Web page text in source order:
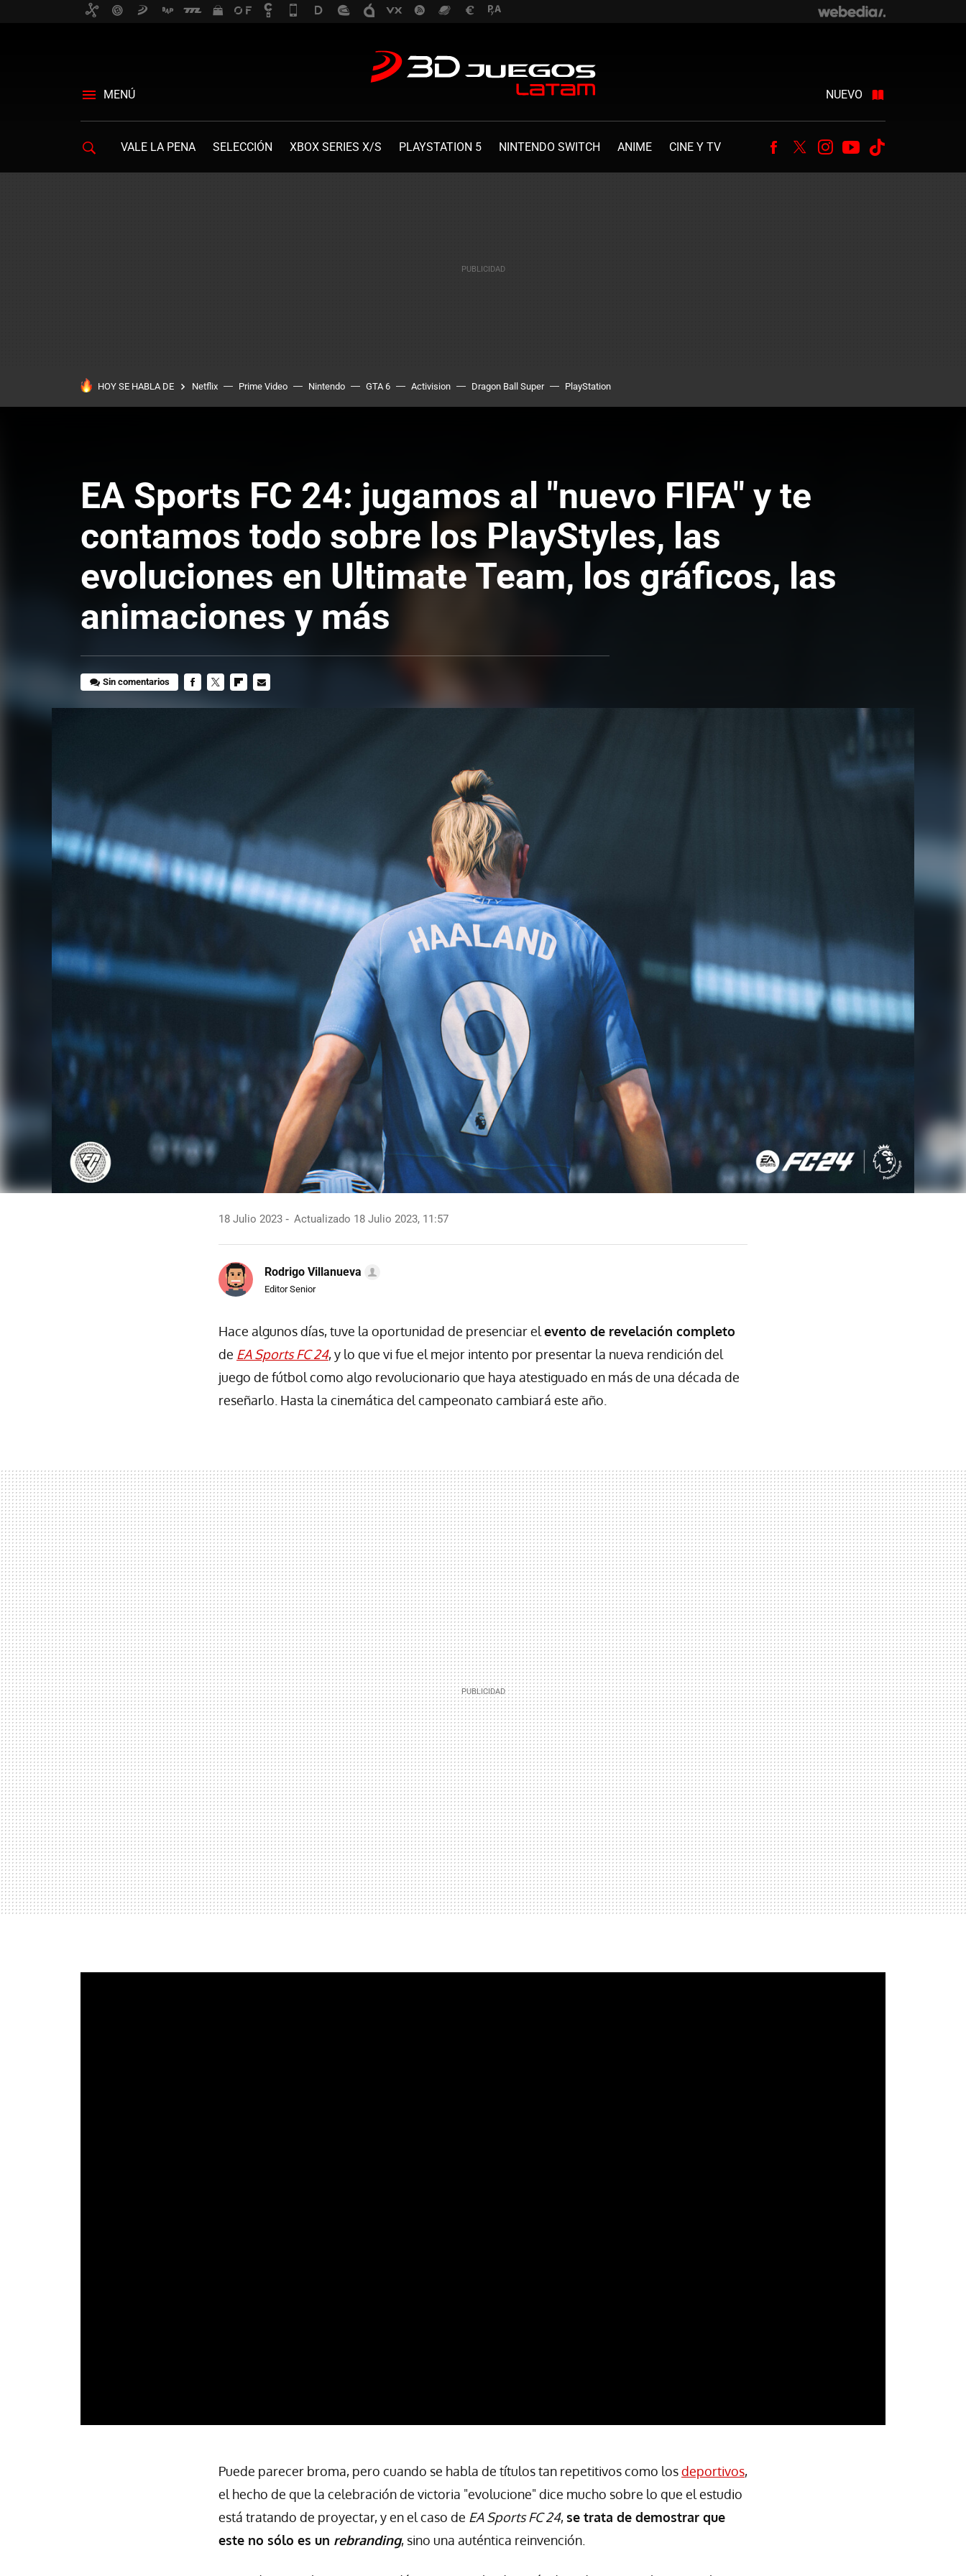
MENÚ NUEVO
VALE LA PENA SELECCIÓN XBOX SERIES X/S PLAYSTATION 5 NINTENDO SWITCH ANIME CINE Y TV Facebook
TwitterInstagram
Youtube
HOY SE HABLA DE Netflix Prime Video Nintendo GTA 6 Activision Dragon Ball Super PlayStation
EA Sports FC 24: jugamos al "nuevo FIFA" y te
contamos todo sobre los PlayStyles, las
evoluciones en Ultimate Team, los gráficos, las
animaciones y más
Sin comentarios
18 Julio 2023 Actualizado 18 Julio 2023, 11:57
Rodrigo Villanueva
Editor Senior
Hace algunos días, tuve la oportunidad de presenciar el evento de revelación completo
de EA Sports FC 24, y lo que vi fue el mejor intento por presentar la nueva rendición del
juego de fútbol como algo revolucionario que haya atestiguado en más de una década de
reseñarlo. Hasta la cinemática del campeonato cambiará este año.
Puede parecer broma, pero cuando se habla de títulos tan repetitivos como losdeportivos,
el hecho de que la celebración de victoria "evolucione" dice mucho sobre lo que el estudio
está tratando de proyectar, y en el caso de EA Sports FC 24, se trata de demostrar que
este no sólo es un rebranding, sino una auténtica reinvención.